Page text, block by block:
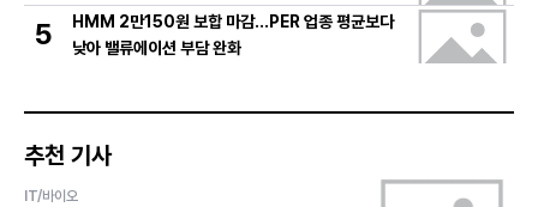
5
HMM 2만150원 보합 마감…PER 업종 평균보다
낮아 밸류에이션 부담 완화
추천 기사
IT/바이오